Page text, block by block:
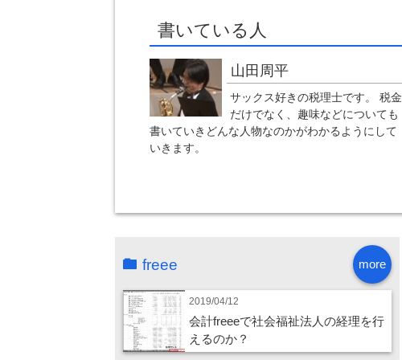
書いている人
山田周平
サックス好きの税理士です。 税金
だけでなく、趣味などについても
書いていきどんな人物なのかがわかるようにして
いきます。
more
freee
2019/04/12
会計freeeで社会福祉法人の経理を行
えるのか？